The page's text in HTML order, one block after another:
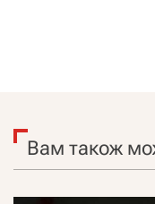
Вам також